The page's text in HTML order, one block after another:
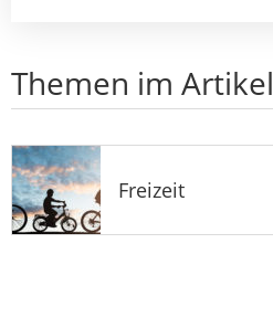
Themen im Artikel
Freizeit